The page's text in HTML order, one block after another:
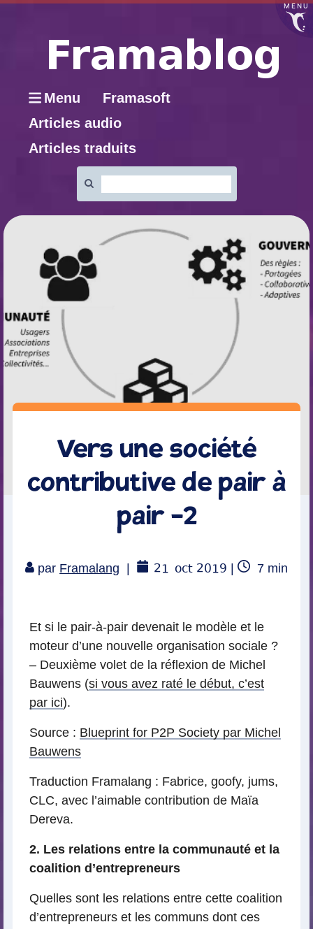
MENU
Menu
Framasoft
Articles audio
Articles traduits
:
Vers une société
contributive de pair à
pair -2
par Framalang 21 oct 2019
Temps
7min
Et si le pair-à-pair devenait le modèle et le
moteur d’une nouvelle organisation sociale ?
– Deuxième volet de la réflexion de Michel
Bauwens (si vous avez raté le début, c’est
par ici).
Source : Blueprint for P2P Society par Michel
Bauwens
Traduction Framalang : Fabrice, goofy, jums,
CLC, avec l’aimable contribution de Maïa
Dereva.
2. Les relations entre la communauté et la
coalition d’entrepreneurs
Quelles sont les relations entre cette coalition
d’entrepreneurs et les communs dont ces